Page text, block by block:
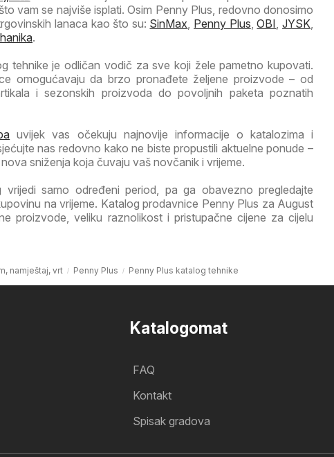
vam se najviše isplati. Osim Penny Plus, redovno donosimo
lanaca kao što su: SinMax Penny Plus ,OBI ,JYSK
.
tehnike je odličan vodič za sve koji žele pametno kupovati.
omogućavaju da brzo pronađete željene proizvode – od
i sezonskih proizvoda do povoljnih paketa poznatih
uvijek vas očekuju najnovije informacije o katalozima i
nas redovno kako ne biste propustili aktuelne ponude –
sniženja koja čuvaju vaš novčanik i vrijeme.
samo određeni period, pa ga obavezno pregledajte
na vrijeme. Katalog prodavnice Penny Plus za August
proizvode, veliku raznolikost i pristupačne cijene za cijelu
namještaj, vrt Penny Plus Penny Plus katalog tehnike
Katalogomat
FAQ
Kontakt
Spisak gradova